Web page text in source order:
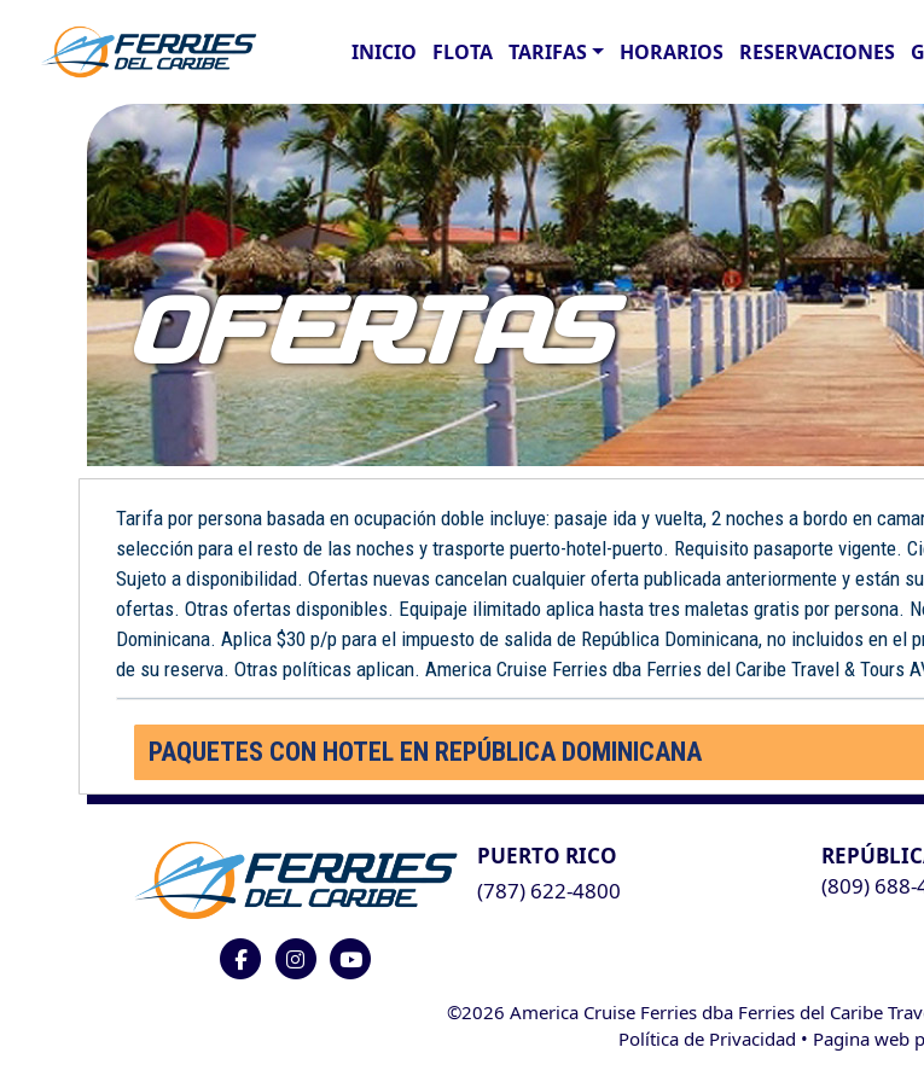
INICIO FLOTA TARIFAS HORARIOS RESERVACIONES
OFERTAS
Tarifa por persona basada en ocupación doble incluye: pasaje ida y vuelta, 2 noches a bordo en
selección para el resto de las noches y trasporte puerto-hotel-puerto. Requisito pasaporte vigente.
Sujeto a disponibilidad. Ofertas nuevas cancelan cualquier oferta publicada anteriormente y están
ofertas. Otras ofertas disponibles. Equipaje ilimitado aplica hasta tres maletas gratis por persona.
Dominicana. Aplica $30 p/p para el impuesto de salida de República Dominicana, no incluidos en el
de su reserva. Otras políticas aplican. America Cruise Ferries dba Ferries del Caribe Travel & Tours
PAQUETES CON HOTEL EN REPÚBLICA DOMINICANA
PUERTO RICO
(787) 622-4800
(809) 688-
©2026 America Cruise Ferries dba Ferries del Caribe
Política de Privacidad • Pagina web